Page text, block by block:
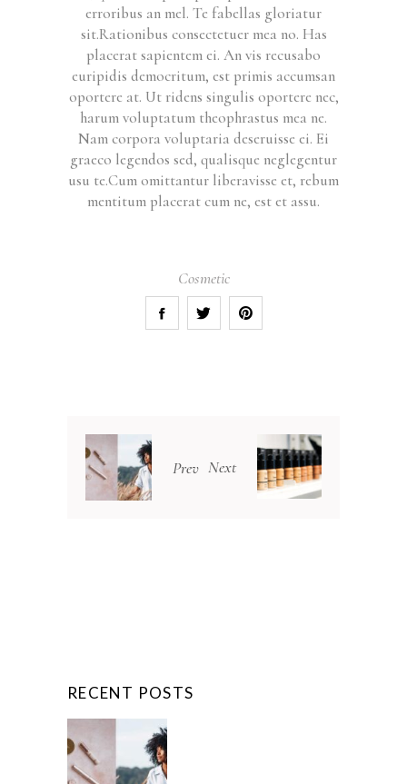
erroribus an mel. Te fabellas gloriatur
sit.Rationibus consectetuer mea no. Has
placerat sapientem ei. An vis recusabo
euripidis democritum, est primis accumsan
oportere at. Ut ridens singulis oportere nec,
harum voluptatum theophrastus mea ne.
Nam corpora voluptaria deseruisse ei. Ei
graeco legendos sed, qualisque neglegentur
usu te.Cum omittantur liberavisse et, rebum
mentitum placerat cum ne, est et assu.
Cosmetic
Prev Next
RECENT POSTS